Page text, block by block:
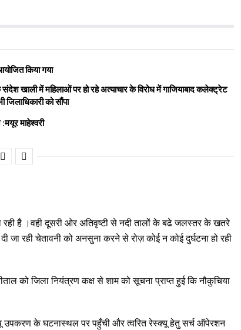
किया गया
खाली में महिलाओं पर हो रहे अत्याचार के विरोध में गाजियाबाद कलेक्ट्रेट
जिलाधिकारी को सौंपा
माहेश्वरी
है ।वही दूसरी ओर अतिवृष्टी से नदी तालों के बढे जलस्तर के खतरे
जा रही चेतावनी को अनसुना करने से रोज़ कोई न कोई दुर्घटना हो रही
को जिला नियंत्रण कक्ष से शाम को सूचना प्राप्त हुई कि नौकुचिया
उपकरण के घटनास्थल पर पहुँची और त्वरित रेस्क्यू हेतु सर्च ऑपेरशन